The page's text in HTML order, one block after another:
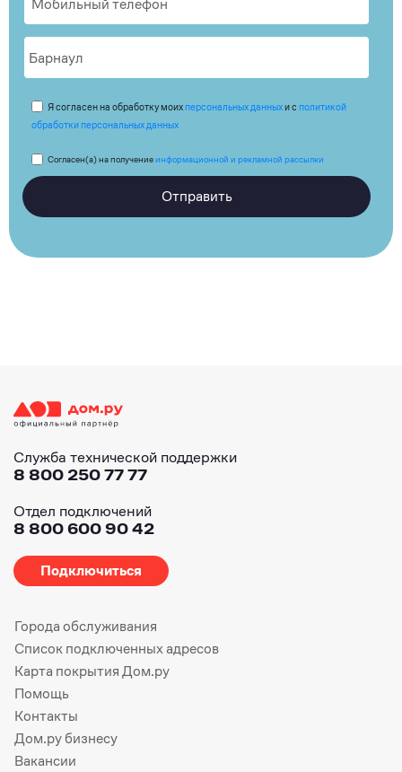
Я согласен на обработку моих персональных данныхи с политикой
обработки персональных данных
Согласен(а) на получениеинформационной и рекламной рассылки
Отправить
Служба технической поддержки
8 800 250 77 77
Отдел подключений
8 800 600 90 42
Подключиться
Города обслуживания
Список подключенных адресов
Карта покрытия Дом.ру
Помощь
Контакты
Дом.ру бизнесу
Вакансии